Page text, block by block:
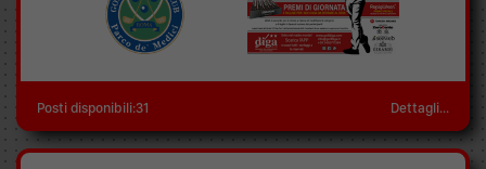
Posti disponibili:31 Dettagli...